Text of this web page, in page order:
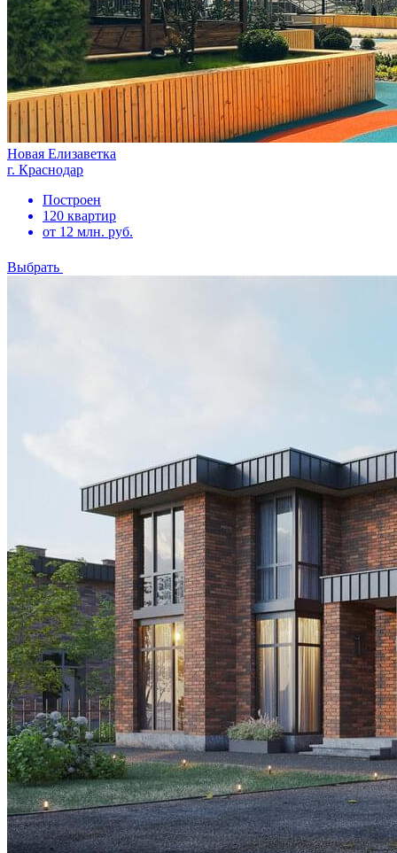
Новая Елизаветка
г. Краснодар
Построен
120 квартир
от 12 млн. руб.
Выбрать